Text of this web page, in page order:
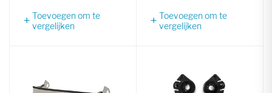
Toevoegen om te
vergelijken
Toevoegen om te
vergelijken